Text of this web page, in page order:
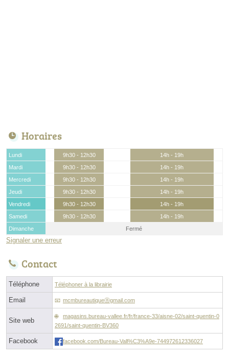
Horaires
Lundi 9h30 - 12h30
14h - 19h
Mardi
9h30 - 12h30
14h - 19h
Mercredi
9h30 - 12h30
14h - 19h
Jeudi
9h30 - 12h30
14h - 19h
Vendredi
9h30 - 12h30
14h - 19h
Samedi
9h30 - 12h30
14h - 19h
Dimanche
Fermé
Signaler une erreur
Contact
Téléphone Téléphoner à la librairie
Email mcmbureautiqueⓐgmail.com
Site web
magasins.bureau-vallee.fr/fr/france-33/aisne-02/saint-quentin-0
2691/saint-quentin-BV360
Facebook facebook.com/Bureau-Vall%C3%A9e-744972612336027